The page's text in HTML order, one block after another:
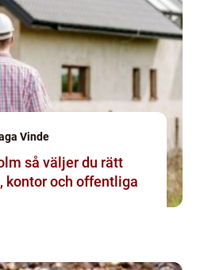
Vinde
rätt
kontor och offentliga